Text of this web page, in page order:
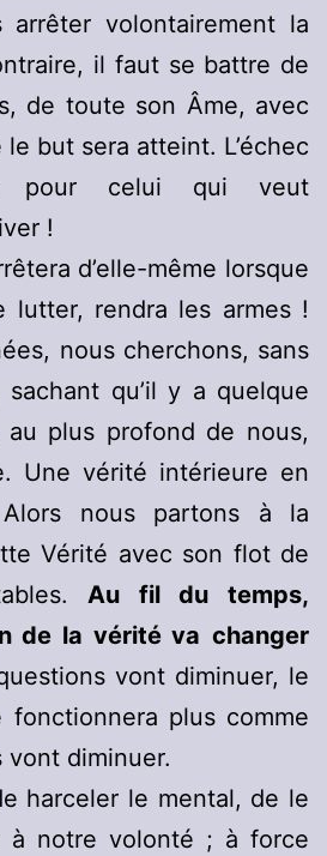
volontairement la
il faut se battre de
de toute son Âme, avec
but sera atteint. L’échec
pour celui qui veut
!
d’elle-même lorsque
lutter, rendra les armes !
nous cherchons, sans
qu’il y a quelque
plus profond de nous,
Une vérité intérieure en
nous partons à la
Vérité avec son flot de
Au fil du temps,
de la vérité va changer
vont diminuer, le
fonctionnera plus comme
vont diminuer.
harceler le mental, de le
à notre volonté ; à force